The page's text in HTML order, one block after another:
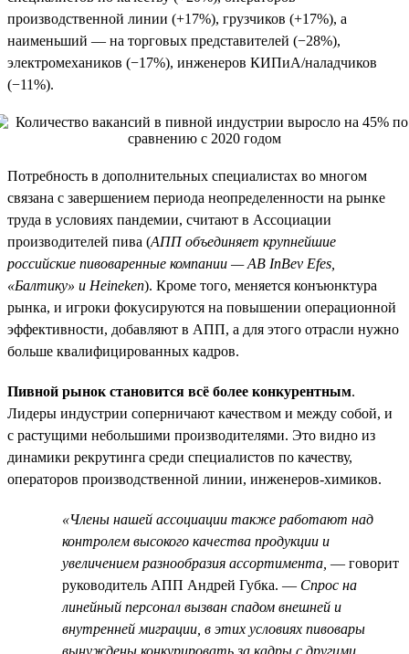
производственной линии (+17%), грузчиков (+17%), а
наименьший — на торговых представителей (−28%),
электромехаников (−17%), инженеров КИПиА/наладчиков
(−11%).
Потребность в дополнительных специалистах во многом
связана с завершением периода неопределенности на рынке
труда в условиях пандемии, считают в Ассоциации
производителей пива (АПП объединяет крупнейшие
российские пивоваренные компании — AB InBev Efes,
«Балтику» и Heineken). Кроме того, меняется конъюнктура
рынка, и игроки фокусируются на повышении операционной
эффективности, добавляют в АПП, а для этого отрасли нужно
больше квалифицированных кадров.
Пивной рынок становится всё более конкурентным.
Лидеры индустрии соперничают качеством и между собой, и
с растущими небольшими производителями. Это видно из
динамики рекрутинга среди специалистов по качеству,
операторов производственной линии, инженеров-химиков.
«Члены нашей ассоциации также работают над
контролем высокого качества продукции и
увеличением разнообразия ассортимента, — говорит
руководитель АПП Андрей Губка. — Спрос на
линейный персонал вызван спадом внешней и
внутренней миграции, в этих условиях пивовары
вынуждены конкурировать за кадры с другими